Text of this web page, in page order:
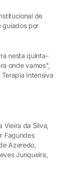
de
guiados por
nesta quinta-
onde vamos",
Intensiva
Vieira da Silva,
Fagundes
Azeredo,
Junqueira,